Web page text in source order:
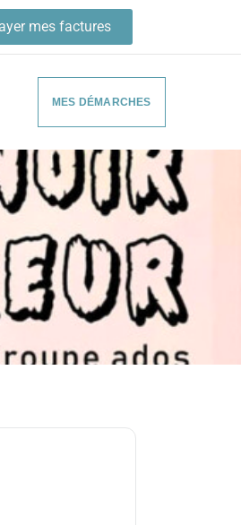
mes factures
MES DÉMARCHES